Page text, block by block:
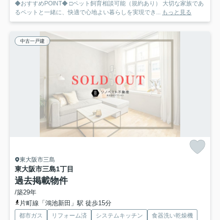
◆おすすめPOINT◆ □ペット飼育相談可能（規約あり） 大切な家族であ
るペットと一緒に、快適で心地よい暮らしを実現でき... もっと見る
中古一戸建
東大阪市三島
東大阪市三島1丁目
過去掲載物件
/築29年
片町線「鴻池新田」駅 徒歩15分
都市ガス リフォーム済 システムキッチン
食器洗い乾燥機